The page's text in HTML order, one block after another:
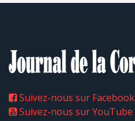
Suivez-nous sur Facebook
Suivez-nous sur YouTube